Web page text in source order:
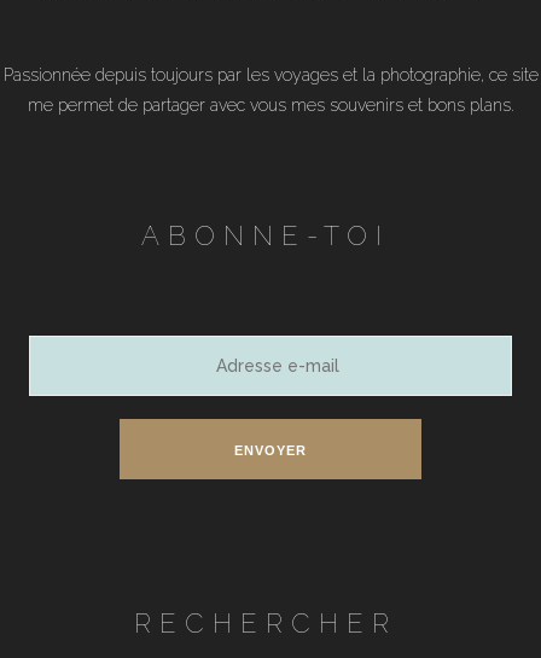
Passionnée depuis toujours par les voyages et la photographie, ce site
me permet de partager avec vous mes souvenirs et bons plans.
ABONNE-TOI
ENVOYER
RECHERCHER